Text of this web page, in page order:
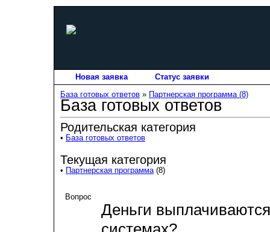
Новая заявка
Статус заявки
База готовых ответов » Партнерская программа (8)
База готовых ответов
Родительская категория
• База готовых ответов
Текущая категория
• Партнерская программа(8)
Вопрос
Деньги